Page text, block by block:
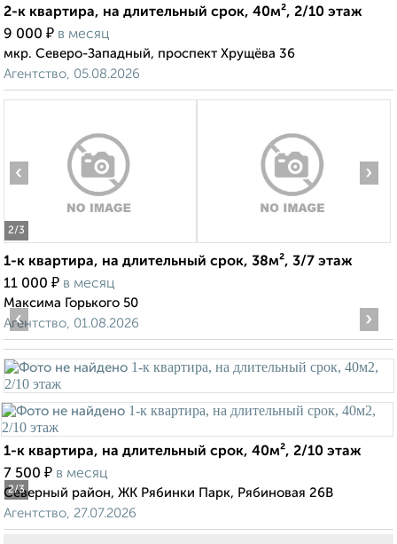
2-к квартира, на длительный срок, 40м², 2/10 этаж
9 000 ₽ в месяц
мкр. Северо-Западный, проспект Хрущёва 36
Агентство, 05.08.2026
2/3
‹ ›
1-к квартира, на длительный срок, 38м², 3/7 этаж
11 000 ₽ в месяц
Максима Горького 50
Агентство, 01.08.2026
2/3
‹ ›
1-к квартира, на длительный срок, 40м², 2/10 этаж
7 500 ₽ в месяц
Северный район, ЖК Рябинки Парк, Рябиновая 26В
Агентство, 27.07.2026